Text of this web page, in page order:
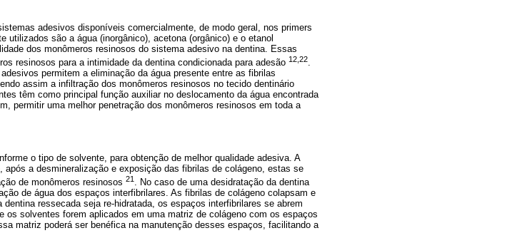
adesivos disponíveis comercialmente, de modo geral, nos primers
são a água (inorgânico), acetona (orgânico) e o etanol
dos monômeros resinosos do sistema adesivo na dentina. Essas
resinosos para a intimidade da dentina condicionada para adesão 12,22
permitem a eliminação da água presente entre as fibrilas
assim a infiltração dos monômeros resinosos no tecido dentinário
têm como principal função auxiliar no deslocamento da água encontrada
permitir uma melhor penetração dos monômeros resinosos em toda a
o tipo de solvente, para obtenção de melhor qualidade adesiva. A
após a desmineralização e exposição das fibrilas de colágeno, estas se
de monômeros resinosos 21
. No caso de uma desidratação da dentina
de água dos espaços interfibrilares. As fibrilas de colágeno colapsam e
ressecada seja re-hidratada, os espaços interfibrilares se abrem
os solventes forem aplicados em uma matriz de colágeno com os espaços
matriz poderá ser benéfica na manutenção desses espaços, facilitando a